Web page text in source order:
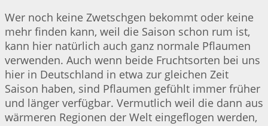
Wer noch keine Zwetschgen bekommt oder keine
mehr finden kann, weil die Saison schon rum ist,
kann hier natürlich auch ganz normale Pflaumen
verwenden. Auch wenn beide Fruchtsorten bei uns
hier in Deutschland in etwa zur gleichen Zeit
Saison haben, sind Pflaumen gefühlt immer früher
und länger verfügbar. Vermutlich weil die dann aus
wärmeren Regionen der Welt eingeflogen werden,